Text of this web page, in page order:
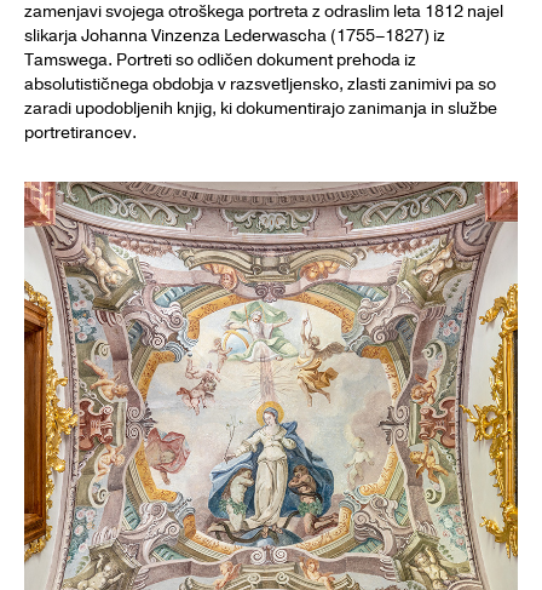
zamenjavi svojega otroškega portreta z odraslim leta 1812 najel
slikarja Johanna Vinzenza Lederwascha (1755–1827) iz
Tamswega. Portreti so odličen dokument prehoda iz
absolutističnega obdobja v razsvetljensko, zlasti zanimivi pa so
zaradi upodobljenih knjig, ki dokumentirajo zanimanja in službe
portretirancev.